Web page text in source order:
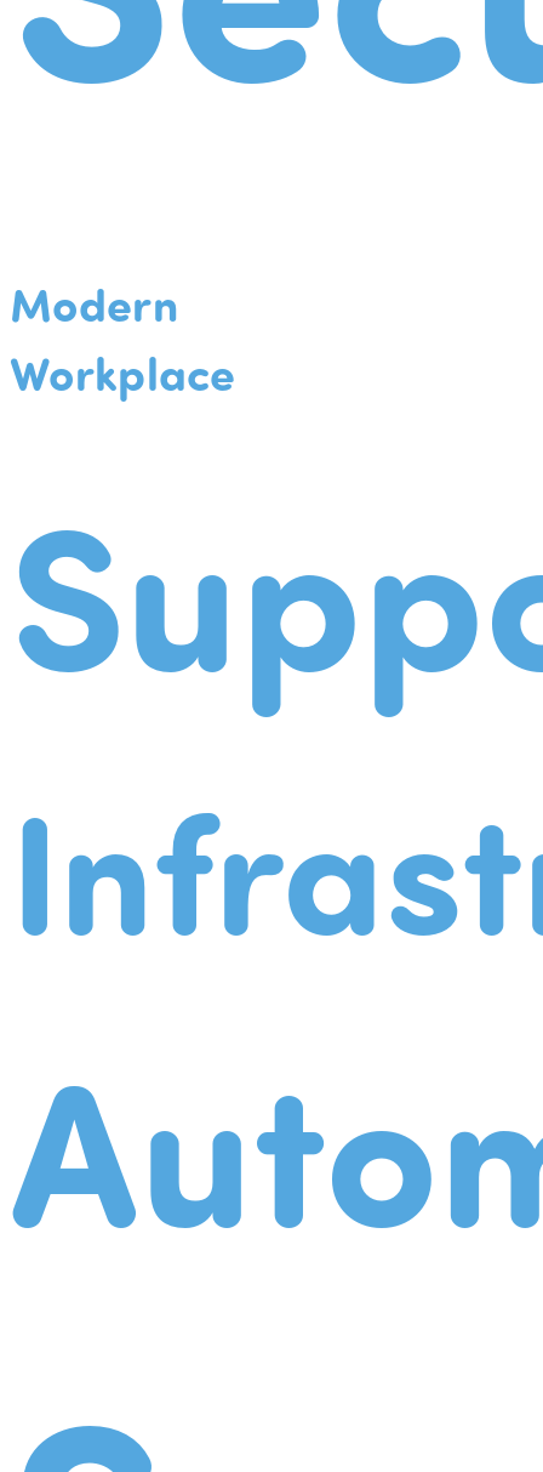
Modern
Workplace